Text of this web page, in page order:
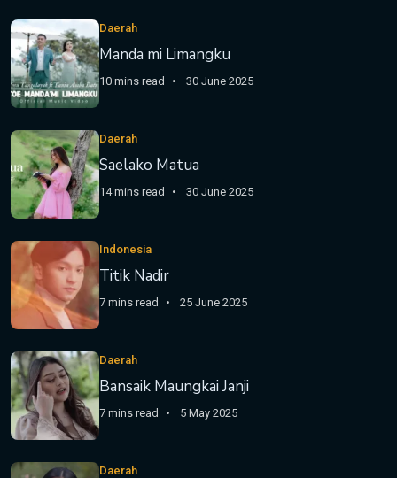
Daerah
Manda mi Limangku
10 mins read 30 June 2025
Daerah
Saelako Matua
14 mins read 30 June 2025
Indonesia
Titik Nadir
7 mins read 25 June 2025
Daerah
Bansaik Maungkai Janji
7 mins read 5 May 2025
Daerah